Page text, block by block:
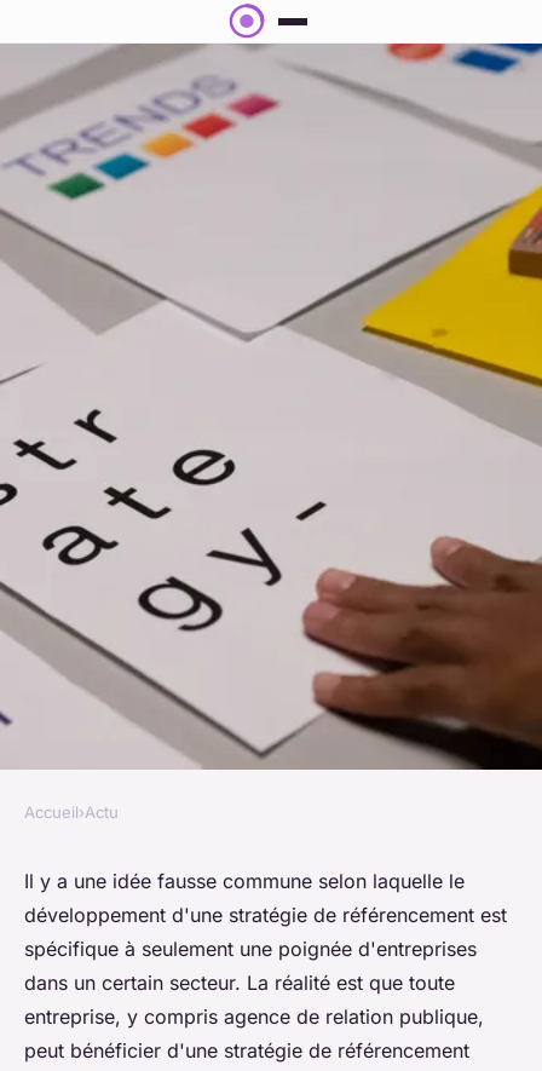
Pourquoi votre agence de
relation publique a besoin
d'une stratégie SEO solide ?
alice•21 mars 2023•2 min de lecture
Accueil›Actu
Il y a une idée fausse commune selon laquelle le
développement d'une stratégie de référencement est
spécifique à seulement une poignée d'entreprises
dans un certain secteur. La réalité est que toute
entreprise, y compris agence de relation publique,
peut bénéficier d'une stratégie de référencement